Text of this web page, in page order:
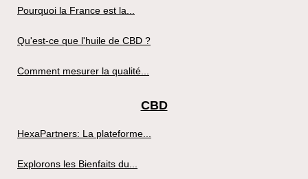
Pourquoi la France est la...
Qu'est-ce que l'huile de CBD ?
Comment mesurer la qualité...
CBD
HexaPartners: La plateforme...
Explorons les Bienfaits du...